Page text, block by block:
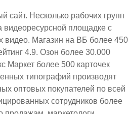
сайт. Несколько рабочих групп
видеоресурсной площадке с
видео. Магазин на ВБ более 450
4.9. Озон более 30.000
Маркет более 500 карточек
типографий производят
оптовых покупателей по всей
сотрудников более